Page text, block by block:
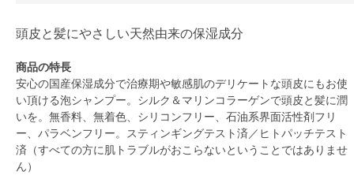
頭皮と髪にやさしい天然由来の保湿成分
商品の特長
安心の国産保湿成分で治療期や敏感肌のデリケートな頭皮にもお使
い頂ける泡シャンプー。シルク＆マリンコラーゲンで頭皮と髪に潤
いを。無香料、無着色、シリコンフリー、石油系界面活性剤フリ
ー、パラベンフリー。スティンギングテスト済／ヒトパッチテスト
済（すべての方に肌トラブルがおこらないということではありませ
ん）